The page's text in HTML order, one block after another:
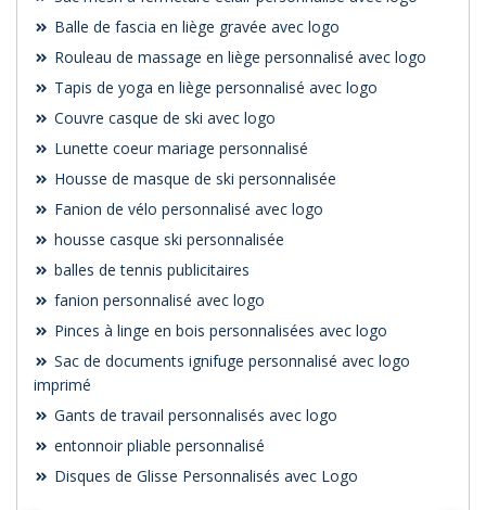
Balle de fascia en liège gravée avec logo
Rouleau de massage en liège personnalisé avec logo
Tapis de yoga en liège personnalisé avec logo
Couvre casque de ski avec logo
Lunette coeur mariage personnalisé
Housse de masque de ski personnalisée
Fanion de vélo personnalisé avec logo
housse casque ski personnalisée
balles de tennis publicitaires
fanion personnalisé avec logo
Pinces à linge en bois personnalisées avec logo
Sac de documents ignifuge personnalisé avec logo
imprimé
Gants de travail personnalisés avec logo
entonnoir pliable personnalisé
Disques de Glisse Personnalisés avec Logo